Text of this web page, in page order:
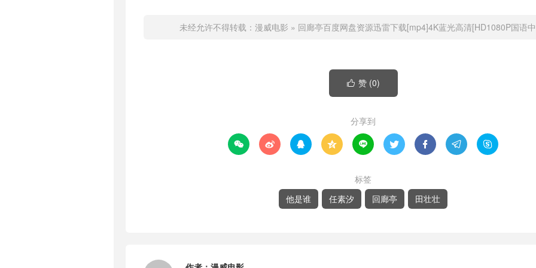
未经允许不得转载： 漫威电影 » 回廊亭百度网盘资源迅雷下载[mp4]4K蓝光高清[HD1080P国语
 赞 (0)
分享到
        
标签
他是谁
任素汐 回廊亭 田壮壮